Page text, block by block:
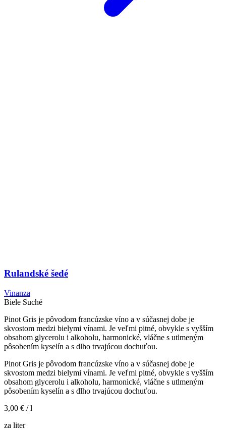
Rulandské šedé
Vinanza
Biele Suché
Pinot Gris je pôvodom francúzske víno a v súčasnej dobe je
skvostom medzi bielymi vínami. Je veľmi pitné, obvykle s vyšším
obsahom glycerolu i alkoholu, harmonické, vláčne s utlmeným
pôsobením kyselín a s dlho trvajúcou dochuťou.
Pinot Gris je pôvodom francúzske víno a v súčasnej dobe je
skvostom medzi bielymi vínami. Je veľmi pitné, obvykle s vyšším
obsahom glycerolu i alkoholu, harmonické, vláčne s utlmeným
pôsobením kyselín a s dlho trvajúcou dochuťou.
3,00 € / l
za liter